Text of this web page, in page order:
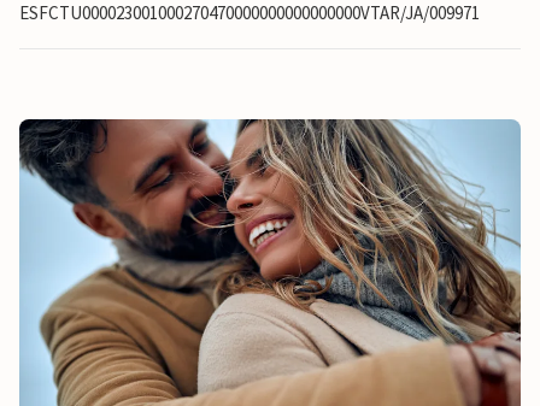
ESFCTU000023001000270470000000000000000VTAR/JA/009971